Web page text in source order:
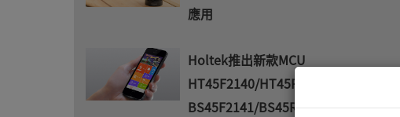
應用
Holtek推出新款MCU
HT45F2140/HT45R2140和
BS45F2141/BS45R2141 專為單節